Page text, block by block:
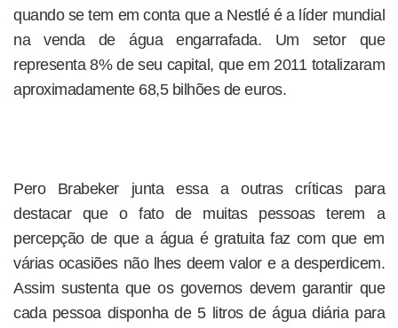
quando se tem em conta que a Nestlé é a líder mundial
na venda de água engarrafada. Um setor que
representa 8% de seu capital, que em 2011 totalizaram
aproximadamente 68,5 bilhões de euros.
Pero Brabeker junta essa a outras críticas para
destacar que o fato de muitas pessoas terem a
percepção de que a água é gratuita faz com que em
várias ocasiões não lhes deem valor e a desperdicem.
Assim sustenta que os governos devem garantir que
cada pessoa disponha de 5 litros de água diária para